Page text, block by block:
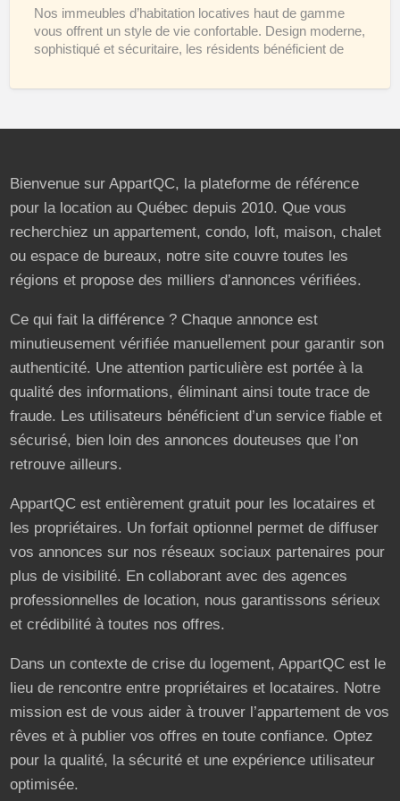
louer
Nos immeubles d’habitation locatives haut de gamme
vous offrent un style de vie confortable. Design moderne,
sophistiqué et sécuritaire, les résidents bénéficient de
Bienvenue sur AppartQC, la plateforme de référence
pour la location au Québec depuis 2010. Que vous
recherchiez un appartement, condo, loft, maison, chalet
ou espace de bureaux, notre site couvre toutes les
régions et propose des milliers d’annonces vérifiées.
Ce qui fait la différence ? Chaque annonce est
minutieusement vérifiée manuellement pour garantir son
authenticité. Une attention particulière est portée à la
qualité des informations, éliminant ainsi toute trace de
fraude. Les utilisateurs bénéficient d’un service fiable et
sécurisé, bien loin des annonces douteuses que l’on
retrouve ailleurs.
AppartQC est entièrement gratuit pour les locataires et
les propriétaires. Un forfait optionnel permet de diffuser
vos annonces sur nos réseaux sociaux partenaires pour
plus de visibilité. En collaborant avec des agences
professionnelles de location, nous garantissons sérieux
et crédibilité à toutes nos offres.
Dans un contexte de crise du logement, AppartQC est le
lieu de rencontre entre propriétaires et locataires. Notre
mission est de vous aider à trouver l’appartement de vos
rêves et à publier vos offres en toute confiance. Optez
pour la qualité, la sécurité et une expérience utilisateur
optimisée.